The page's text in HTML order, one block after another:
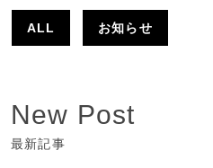
ALL お知らせ
New Post
最新記事